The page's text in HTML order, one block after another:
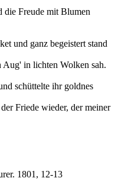
die Freude mit Blumen
und ganz begeistert stand
Aug' in lichten Wolken sah.
schüttelte ihr goldnes
Friede wieder, der meiner
1801, 12-13